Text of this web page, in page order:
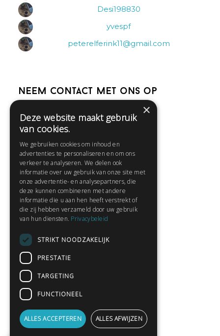
Desi198830
yvespf
peterelferink11@gmail.com
Neem contact met ons op
Help
Contact
Huisregels
Snel naar:
Gratis aanmelden
Privacybeleid
Gedichten lezen
Schrijfwedstrijden
Schrijftips
×
Deze website maakt gebruik
van cookies.
We gebruiken cookies om inhoud en
advertenties te personaliseren en om ons
verkeer te analyseren. We delen ook
informatie over uw gebruik van onze site met
onze advertentie- en analysepartners, die
deze kunnen combineren met andere
informatie die u aan hen heeft verstrekt of
die zij hebben verzameld door uw gebruik
van hun diensten. Privacybeleid
STRIKT NOODZAKELIJK
PRESTATIE
TARGETING
FUNCTIONEEL
ALLES ACCEPTEREN ALLES AFWIJZEN